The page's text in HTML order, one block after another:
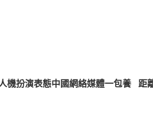
機扮演表態中國網絡媒體一包養 距